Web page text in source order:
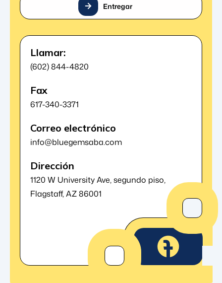
Entregar
Llamar:
(602) 844-4820
Fax
617-340-3371
Correo electrónico
info@bluegemsaba.com
Dirección
1120 W University Ave, segundo piso,
Flagstaff, AZ 86001